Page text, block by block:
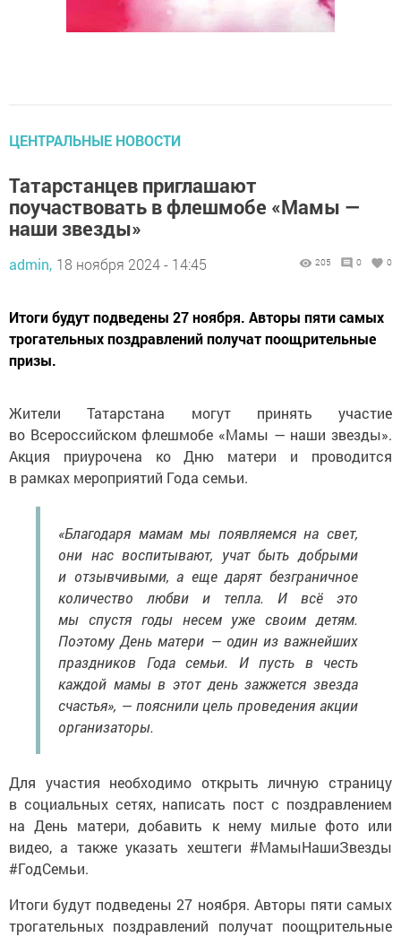
ЦЕНТРАЛЬНЫЕ НОВОСТИ
Татарстанцев приглашают
поучаствовать в флешмобе «Мамы —
наши звезды»
admin, 18 ноября 2024 - 14:45 205 0 0
Итоги будут подведены 27 ноября. Авторы пяти самых
трогательных поздравлений получат поощрительные
призы.
Жители Татарстана могут принять участие
во Всероссийском флешмобе «Мамы — наши звезды».
Акция приурочена ко Дню матери и проводится
в рамках мероприятий Года семьи.
«Благодаря мамам мы появляемся на свет,
они нас воспитывают, учат быть добрыми
и отзывчивыми, а еще дарят безграничное
количество любви и тепла. И всё это
мы спустя годы несем уже своим детям.
Поэтому День матери — один из важнейших
праздников Года семьи. И пусть в честь
каждой мамы в этот день зажжется звезда
счастья», — пояснили цель проведения акции
организаторы.
Для участия необходимо открыть личную страницу
в социальных сетях, написать пост с поздравлением
на День матери, добавить к нему милые фото или
видео, а также указать хештеги #МамыНашиЗвезды
#ГодСемьи.
Итоги будут подведены 27 ноября. Авторы пяти самых
трогательных поздравлений получат поощрительные